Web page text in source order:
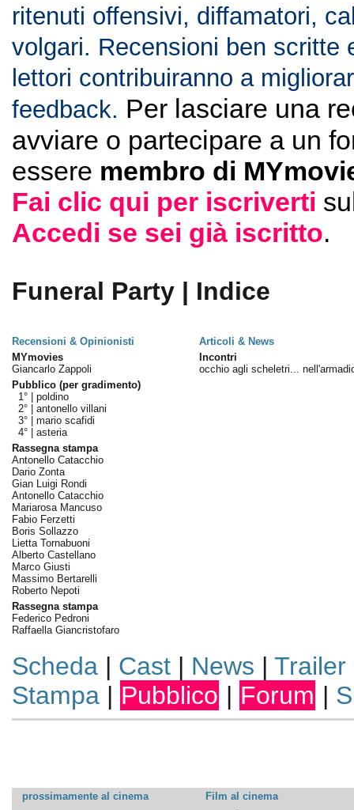
ritenuti offensivi, diffamatori,
volgari. Recensioni ben scritte
lettori contribuiranno a
feedback. Per lasciare una
avviare o partecipare a un
essere membro di
Fai clic qui per iscriverti
Accedi se sei già iscritto.
Funeral Party | Indice
Recensioni & Opinionisti
Articoli & News
MYmovies
Giancarlo Zappoli
Pubblico (per gradimento)
1° | poldino
2° | antonello villani
3° | mario scafidi
4° | asteria
Rassegna stampa
Antonello Catacchio
Dario Zonta
Gian Luigi Rondi
Antonello Catacchio
Mariarosa Mancuso
Fabio Ferzetti
Boris Sollazzo
Lietta Tornabuoni
Alberto Castellano
Marco Giusti
Massimo Bertarelli
Roberto Nepoti
Rassegna stampa
Federico Pedroni
Raffaella Giancristofaro
Incontri
occhio agli scheletri...
Scheda| Cast| News | Trailer
Stampa| Pubblico | Forum |
prossimamente al cinema
Film al cinema